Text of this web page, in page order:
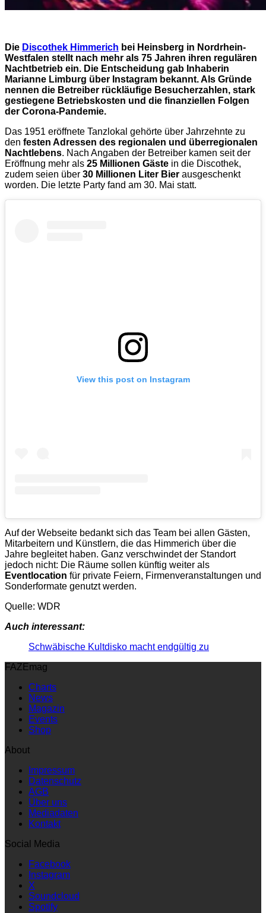
Die Discothek Himmerich bei Heinsberg in Nordrhein-
Westfalen stellt nach mehr als 75 Jahren ihren regulären
Nachtbetrieb ein. Die Entscheidung gab Inhaberin
Marianne Limburg über Instagram bekannt. Als Gründe
nennen die Betreiber rückläufige Besucherzahlen, stark
gestiegene Betriebskosten und die finanziellen Folgen
der Corona-Pandemie.
Das 1951 eröffnete Tanzlokal gehörte über Jahrzehnte zu
den festen Adressen des regionalen und überregionalen
Nachtlebens. Nach Angaben der Betreiber kamen seit der
Eröffnung mehr als 25 Millionen Gäste in die Discothek,
zudem seien über 30 Millionen Liter Bier ausgeschenkt
worden. Die letzte Party fand am 30. Mai statt.
View this post on Instagram
Auf der Webseite bedankt sich das Team bei allen Gästen,
Mitarbeitern und Künstlern, die das Himmerich über die
Jahre begleitet haben. Ganz verschwindet der Standort
jedoch nicht: Die Räume sollen künftig weiter als
Eventlocation für private Feiern, Firmenveranstaltungen und
Sonderformate genutzt werden.
Quelle: WDR
Auch interessant:
Schwäbische Kultdisko macht endgültig zu
FAZEmag
Charts
News
Magazin
Events
Shop
About
Impressum
Datenschutz
AGB
Über uns
Mediadaten
Kontakt
Social Media
Facebook
Instagram
X
Soundcloud
Spotify